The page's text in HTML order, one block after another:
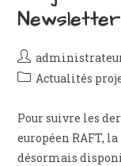
Auteur/autrice
de
PostActualités
Pour suivre les
européen RAFT,
désormais